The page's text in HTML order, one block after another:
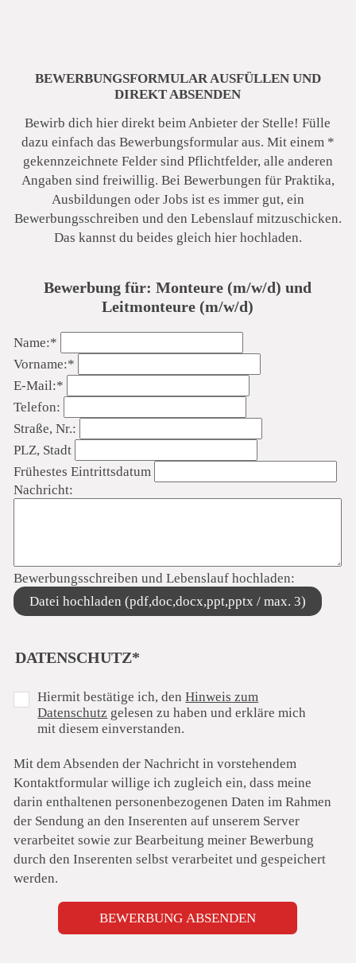
e.s.m. Edelsthal- Schwimmbad- und Metallbau GmbH
BEWERBUNGSFORMULAR AUSFÜLLEN UND
DIREKT ABSENDEN
Bewirb dich hier direkt beim Anbieter der Stelle! Fülle
dazu einfach das Bewerbungsformular aus. Mit einem *
gekennzeichnete Felder sind Pflichtfelder, alle anderen
Angaben sind freiwillig. Bei Bewerbungen für Praktika,
Ausbildungen oder Jobs ist es immer gut, ein
Bewerbungsschreiben und den Lebenslauf mitzuschicken.
Das kannst du beides gleich hier hochladen.
Bewerbung für: Monteure (m/w/d) und
Leitmonteure (m/w/d)
Pflichtfeld
Name:*
Pflichtfeld
Vorname:*
Pflichtfeld
E-Mail:*
Telefon:
Straße, Nr.:
PLZ, Stadt
Frühestes Eintrittsdatum
Nachricht:
Bewerbungsschreiben und Lebenslauf hochladen:
Datei hochladen (pdf,doc,docx,ppt,pptx / max. 3)
PFLICHTFELD
DATENSCHUTZ*
Hiermit bestätige ich, denHinweis zum
Datenschutz gelesen zu haben und erkläre mich
mit diesem einverstanden.
Mit dem Absenden der Nachricht in vorstehendem
Kontaktformular willige ich zugleich ein, dass meine
darin enthaltenen personenbezogenen Daten im Rahmen
der Sendung an den Inserenten auf unserem Server
verarbeitet sowie zur Bearbeitung meiner Bewerbung
durch den Inserenten selbst verarbeitet und gespeichert
werden.
BEWERBUNG ABSENDEN